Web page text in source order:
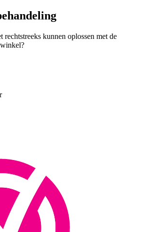
rechtstreeks kunnen oplossen met de